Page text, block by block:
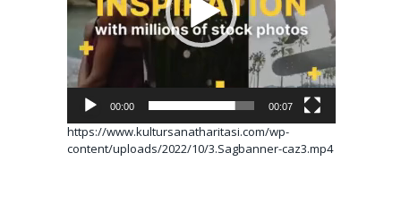
00:00 00:07
https://www.kultursanatharitasi.com/wp-
content/uploads/2022/10/3.Sagbanner-caz3.mp4